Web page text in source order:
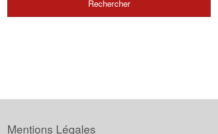
Mentions Légales